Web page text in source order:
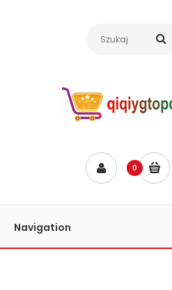
0
Navigation